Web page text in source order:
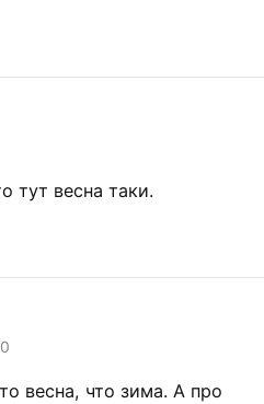
тут весна таки.
весна, что зима. А про